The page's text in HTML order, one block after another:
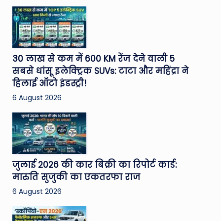
30 लाख से कम में 600 KM रेंज देने वाली 5
सबसे धांसू इलेक्ट्रिक SUVs: टाटा और महिंद्रा ने
हिलाई ऑटो इंडस्ट्री!
6 August 2026
जुलाई 2026 की कार बिक्री का रिपोर्ट कार्ड:
मारुति सुजुकी का एकतरफा राज
6 August 2026